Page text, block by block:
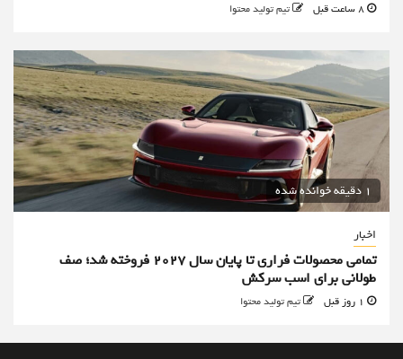
تیم تولید محتوا
1 دقیقه خوانده شده
اخبار
تمامی محصولات فراری تا پایان سال ۲۰۲۷ فروخته شد؛ صف
طولانی برای اسب سرکش
تیم تولید محتوا